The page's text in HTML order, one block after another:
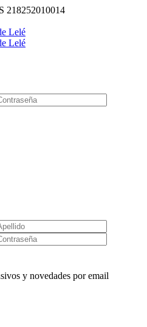
218252010014
y novedades por email